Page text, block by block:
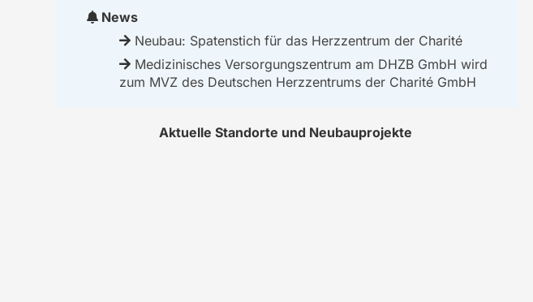
News
Neubau: Spatenstich für das Herzzentrum der Charité
Medizinisches Versorgungszentrum am DHZB GmbH wird
zum MVZ des Deutschen Herzzentrums der Charité GmbH
Aktuelle Standorte und Neubauprojekte